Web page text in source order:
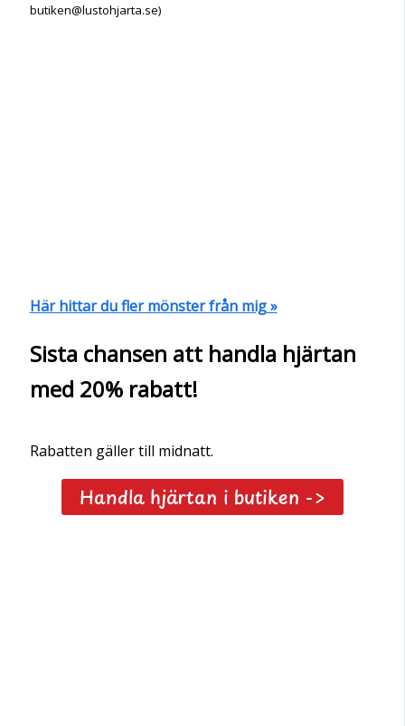
butiken@lustohjarta.se)
Här hittar du fler mönster från mig »
Sista chansen att handla hjärtan
med 20% rabatt!
Rabatten gäller till midnatt.
Handla hjärtan i butiken ->